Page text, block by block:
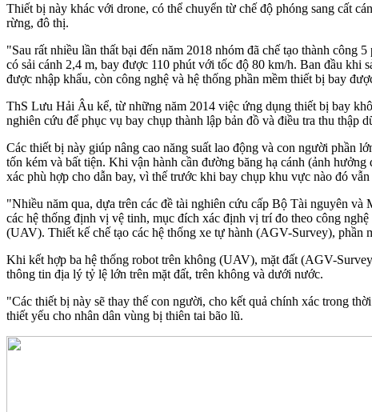
Thiết bị này khác với drone, có thể chuyển từ chế độ phóng sang cất
rừng, đô thị.
"Sau rất nhiều lần thất bại đến năm 2018 nhóm đã chế tạo thành
có sải cánh 2,4 m, bay được 110 phút với tốc độ 80 km/h. Ban đầu khi
được nhập khẩu, còn công nghệ và hệ thống phần mềm thiết bị bay
ThS Lưu Hải Âu kể, từ những năm 2014 việc ứng dụng thiết bị bay
nghiên cứu để phục vụ bay chụp thành lập bản đồ và điều tra thu thập
Các thiết bị này giúp nâng cao năng suất lao động và con người phần
tốn kém và bất tiện. Khi vận hành cần đường băng hạ cánh (ảnh
xác phù hợp cho dẫn bay, vì thế trước khi bay chụp khu vực nào đó
"Nhiều năm qua, dựa trên các đề tài nghiên cứu cấp Bộ Tài nguyên
các hệ thống định vị vệ tinh, mục đích xác định vị trí đo theo công
(UAV). Thiết kế chế tạo các hệ thống xe tự hành (AGV-Survey),
Khi kết hợp ba hệ thống robot trên không (UAV), mặt đất (AGV-
thông tin địa lý tỷ lệ lớn trên mặt đất, trên không và dưới nước.
"Các thiết bị này sẽ thay thế con người, cho kết quả chính xác trong
thiết yếu cho nhân dân vùng bị thiên tai bão lũ.